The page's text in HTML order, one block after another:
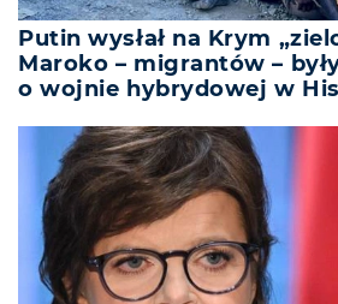
Putin wysłał na Krym
Maroko – migrantów –
o wojnie hybrydowej w